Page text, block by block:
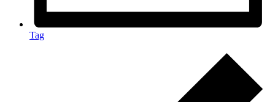
Tag